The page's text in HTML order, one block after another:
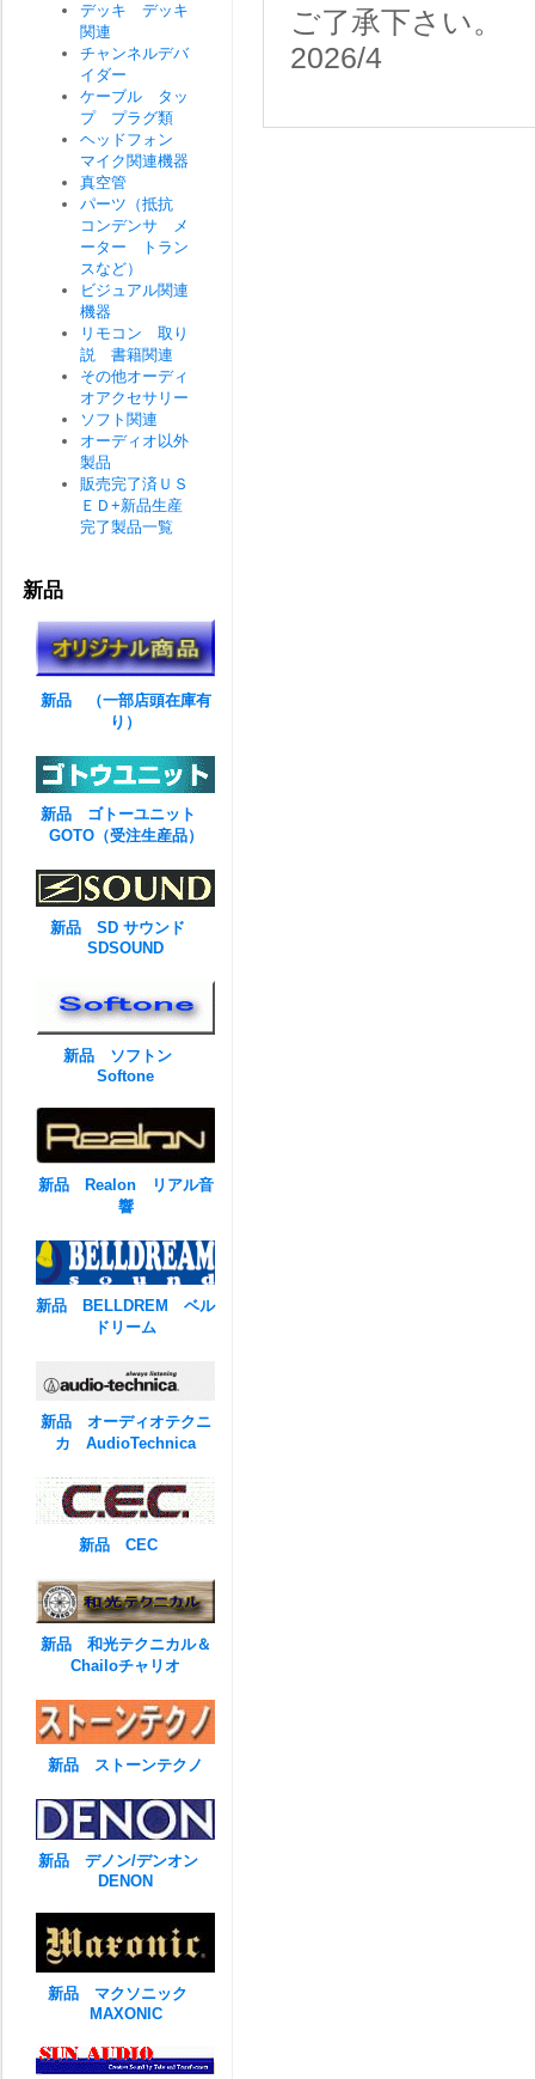
ご了承下さい。
2026/4
デッキ デッキ
関連
チャンネルデバ
イダー
ケーブル タッ
プ プラグ類
ヘッドフォン
マイク関連機器
真空管
パーツ（抵抗
コンデンサ メ
ーター トラン
スなど）
ビジュアル関連
機器
リモコン 取り
説 書籍関連
その他オーディ
オアクセサリー
ソフト関連
オーディオ以外
製品
販売完了済ＵＳ
ＥＤ+新品生産
完了製品一覧
新品
新品 （一部店頭在庫有
り）
新品 ゴトーユニット
GOTO（受注生産品）
新品 SD サウンド
SDSOUND
新品 ソフトン
Softone
新品 Realon リアル音
響
新品 BELLDREM ベル
ドリーム
新品 オーディオテクニ
カ AudioTechnica
新品 CEC
新品 和光テクニカル＆
Chailoチャリオ
新品 ストーンテクノ
新品 デノン/デンオン
DENON
新品 マクソニック
MAXONIC